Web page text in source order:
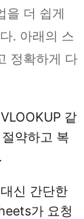
을 더 쉽게
. 아래의 스
정확하게 다
같
약하고 복
신 간단한
가 요청